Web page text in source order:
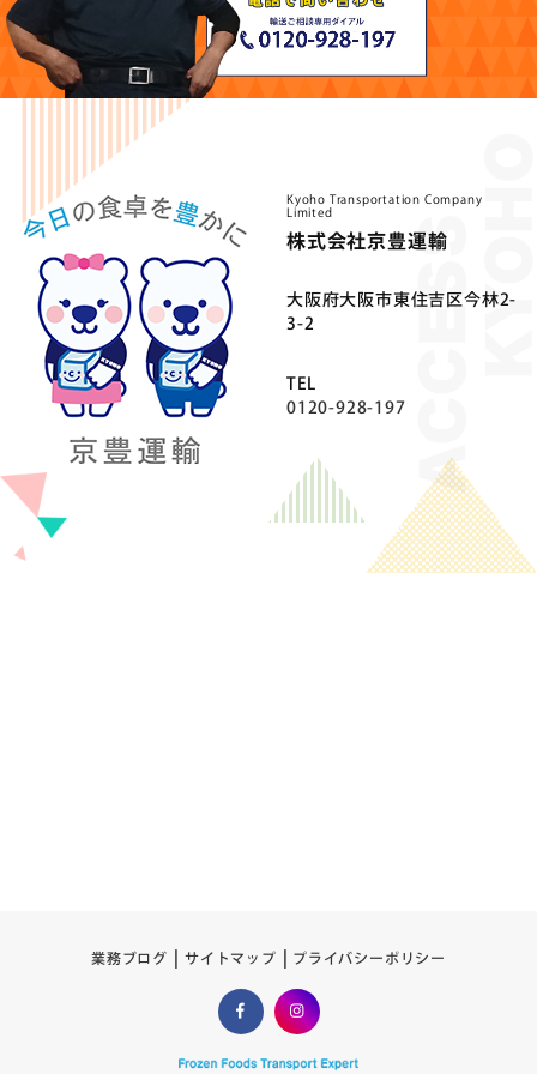
Kyoho Transportation Company
Limited
株式会社京豊運輸
⼤阪府⼤阪市東住吉区今林2-
3-2
TEL
0120-928-197
業務ブログ サイトマップ プライバシーポリシー